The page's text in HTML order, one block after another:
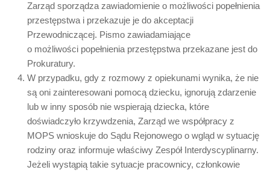
Zarząd sporządza zawiadomienie o możliwości popełnienia
przestępstwa i przekazuje je do akceptacji
Przewodniczącej. Pismo zawiadamiające
o możliwości popełnienia przestępstwa przekazane jest do
Prokuratury.
W przypadku, gdy z rozmowy z opiekunami wynika, że nie
są oni zainteresowani pomocą dziecku, ignorują zdarzenie
lub w inny sposób nie wspierają dziecka, które
doświadczyło krzywdzenia, Zarząd we współpracy z
MOPS wnioskuje do Sądu Rejonowego o wgląd w sytuację
rodziny oraz informuje właściwy Zespół Interdyscyplinarny.
Jeżeli wystąpią takie sytuacje pracownicy, członkowie